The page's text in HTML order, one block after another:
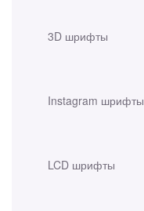
3D шрифты
Instagram шрифты
LCD шрифты